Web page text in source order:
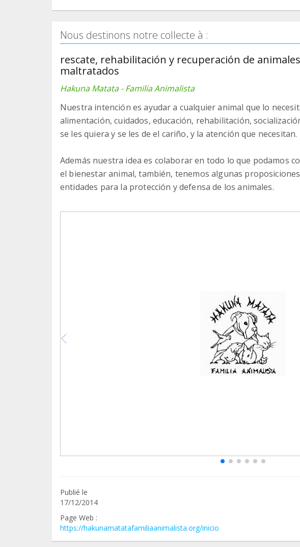
Nous destinons notre collecte à :
rescate, rehabilitación y recuperación de
maltratados
Hakuna Matata - Familia Animalista
Nuestra intención es ayudar a cualquier animal que lo
alimentación, cuidados, educación, rehabilitación,
se les quiera y se les de el cariño, y la atención que necesitan.
Además nuestra idea es colaborar en todo lo que podamos
el bienestar animal, también, tenemos algunas
entidades para la protección y defensa de los animales.
Publié le
17/12/2014
Page Web :
https://hakunamatatafamiliaanimalista.org/inicio